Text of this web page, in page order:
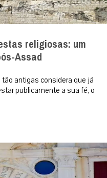
religiosas: um
Assad
antigas considera que já
publicamente a sua fé, o